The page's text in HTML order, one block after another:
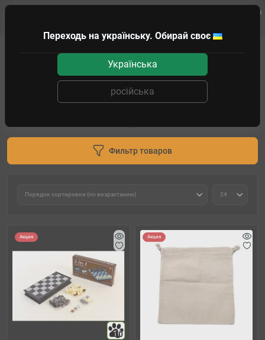
Шахматные фигуры
Фильтр товаров
Акция
10
Акция
Переходь на українську. Обирай своє
Українська
російська